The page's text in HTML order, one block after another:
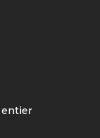
entier